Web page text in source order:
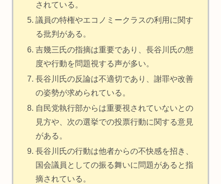
されている。
議員の特権やエコノミークラスの利用に関す
る批判がある。
吉幾三氏の指摘は重要であり、長谷川氏の態
度や行動を問題視する声が多い。
長谷川氏の反論は不適切であり、謝罪や改善
の姿勢が求められている。
自民党執行部からは重要視されていないとの
見方や、次の選挙での投票行動に関する意見
がある。
長谷川氏の行動は他者からの不快感を招き、
国会議員としての振る舞いに問題があると指
摘されている。